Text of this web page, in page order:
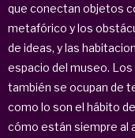
que conectan objetos
metafórico y los
de ideas, y las
espacio del museo.
también se ocupan de
como lo son el hábito
cómo están siempre al